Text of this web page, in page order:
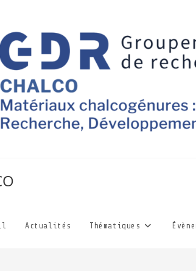
Actualités Thématiques